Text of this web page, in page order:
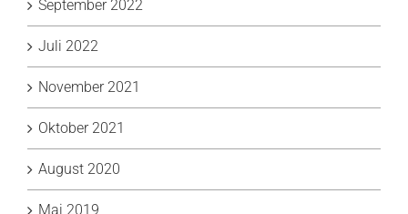
September 2022
Juli 2022
November 2021
Oktober 2021
August 2020
Mai 2019